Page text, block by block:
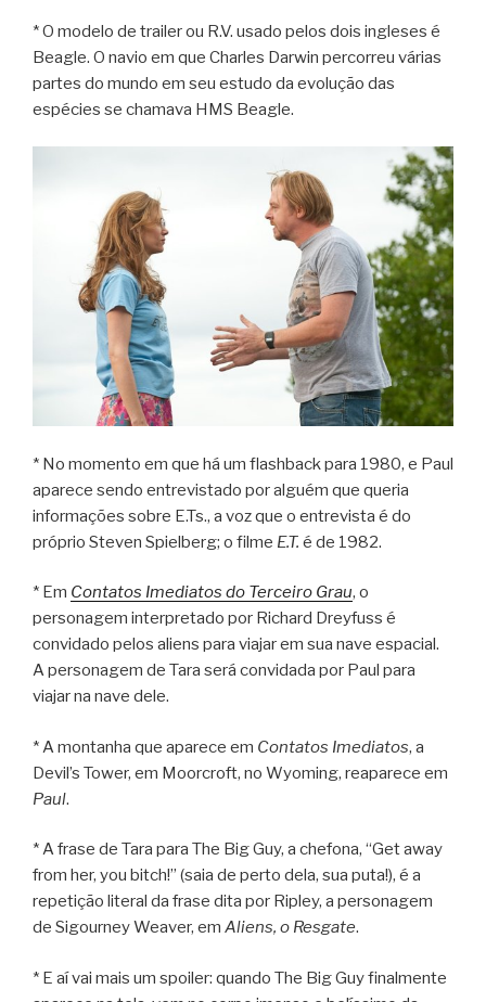
* O modelo de trailer ou R.V. usado pelos dois ingleses é
Beagle. O navio em que Charles Darwin percorreu várias
partes do mundo em seu estudo da evolução das
espécies se chamava HMS Beagle.
* No momento em que há um flashback para 1980, e Paul
aparece sendo entrevistado por alguém que queria
informações sobre E.Ts., a voz que o entrevista é do
próprio Steven Spielberg; o filme E.T. é de 1982.
* Em Contatos Imediatos do Terceiro Grau, o
personagem interpretado por Richard Dreyfuss é
convidado pelos aliens para viajar em sua nave espacial.
A personagem de Tara será convidada por Paul para
viajar na nave dele.
* A montanha que aparece em Contatos Imediatos, a
Devil’s Tower, em Moorcroft, no Wyoming, reaparece em
Paul.
* A frase de Tara para The Big Guy, a chefona, “Get away
from her, you bitch!” (saia de perto dela, sua puta!), é a
repetição literal da frase dita por Ripley, a personagem
de Sigourney Weaver, em Aliens, o Resgate.
* E aí vai mais um spoiler: quando The Big Guy finalmente